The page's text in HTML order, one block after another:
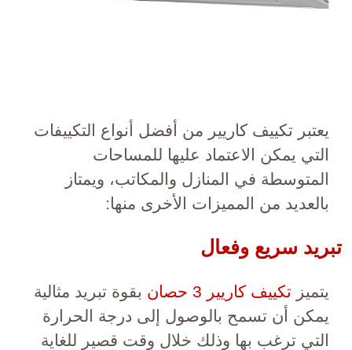
يعتبر تكييف كاريير من أفضل أنواع التكييفات
التي يمكن الاعتماد عليها للمساحات
المتوسطة في المنازل والمكاتب، ويمتاز
بالعديد من المميزات الأخرى منها:
تبريد سريع وفعال
يتميزتكييف كاريير 3 حصان
بقوة تبريد مثالية
يمكن أن تسمح بالوصول إلى درجة الحرارة
التي ترغب بها وذلك خلال وقت قصير للغاية